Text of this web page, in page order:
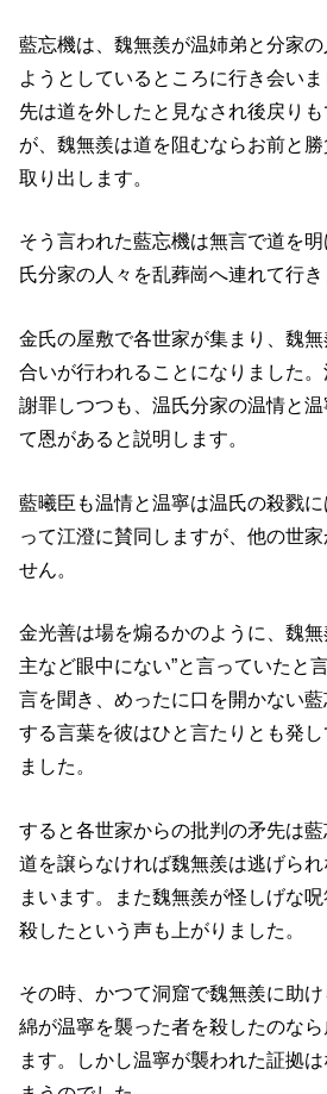
藍忘機は、魏無羨が温姉弟と分家
ようとしているところに行き会い
先は道を外したと見なされ後戻り
が、魏無羨は道を阻むならお前と
取り出します。
そう言われた藍忘機は無言で道を
氏分家の人々を乱葬崗へ連れて行き
金氏の屋敷で各世家が集まり、魏
合いが行われることになりました
謝罪しつつも、温氏分家の温情と
て恩があると説明します。
藍曦臣も温情と温寧は温氏の殺戮
って江澄に賛同しますが、他の世
せん。
金光善は場を煽るかのように、魏
主など眼中にない”と言っていたと
言を聞き、めったに口を開かない
する言葉を彼はひと言たりとも発
ました。
すると各世家からの批判の矛先は
道を譲らなければ魏無羨は逃げら
まいます。また魏無羨が怪しげな
殺したという声も上がりました。
その時、かつて洞窟で魏無羨に助
綿が温寧を襲った者を殺したのな
ます。しかし温寧が襲われた証拠